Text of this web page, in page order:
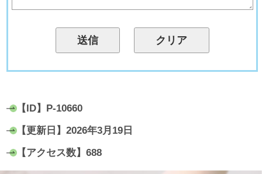
【ID】 P-10660
【更新日】 2026年3月19日
【アクセス数】 688